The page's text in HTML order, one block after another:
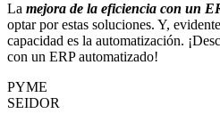
La mejora de la eficiencia con un
optar por estas soluciones. Y,
capacidad es la automatización.
con un ERP automatizado!
PYME
SEIDOR